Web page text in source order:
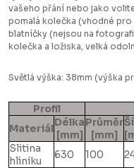
vašeho přání nebo jako
pomalá kolečka (vhodné
blatníčky (nejsou na
kolečka a ložiska, velká
Světlá výška: 38mm (výška
Profil
MateriálDélka
[mm]
Průměr
[mm]
Slitina
hliníku
630 100